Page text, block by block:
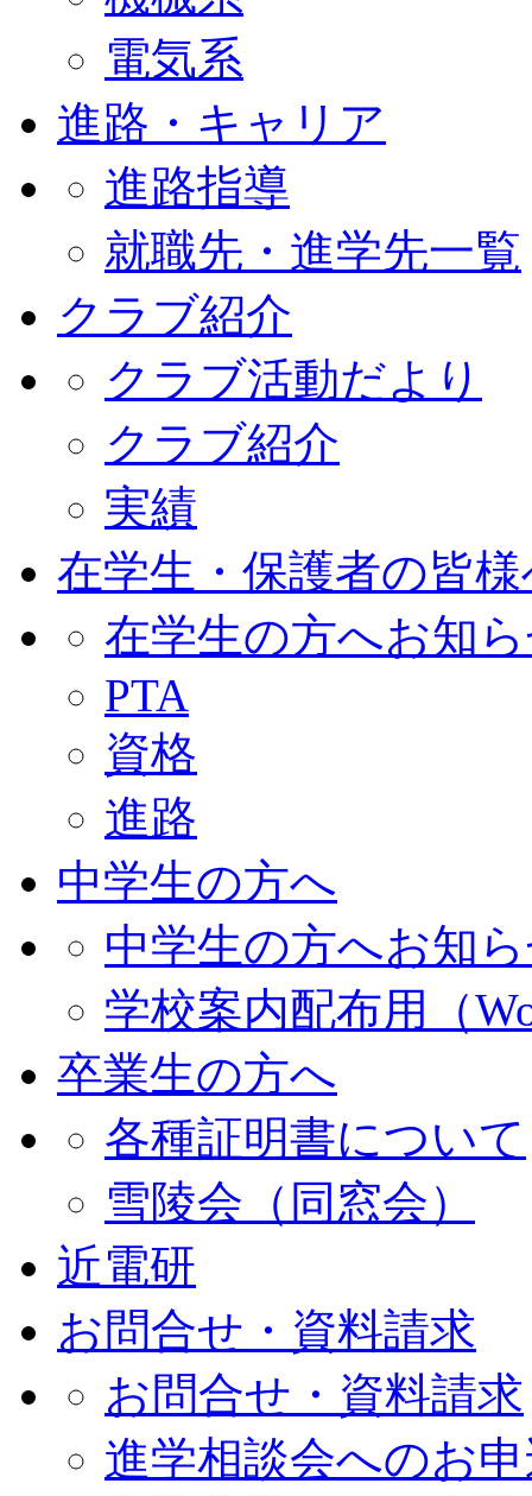
電気系
進路・キャリア
進路指導
就職先・進学先一覧
クラブ紹介
クラブ活動だより
クラブ紹介
実績
在学生・保護者の皆
在学生の方へお知
PTA
資格
進路
中学生の方へ
中学生の方へお知
学校案内配布用（
卒業生の方へ
各種証明書について
雪陵会（同窓会）
近電研
お問合せ・資料請求
お問合せ・資料請求
進学相談会へのお